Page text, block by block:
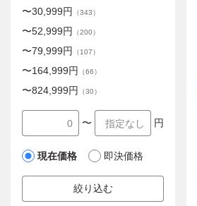
〜30,999円 （343）
〜52,999円 （200）
〜79,999円 （107）
〜164,999円 （66）
〜824,999円 （30）
〜 円
現在価格 即決価格
絞り込む